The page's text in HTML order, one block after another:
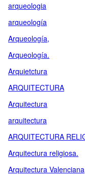
arqueologia
arqueología
Arqueología,
Arqueología.
Arquietctura
ARQUITECTURA
Arquitectura
arquitectura
ARQUITECTURA
Arquitectura religiosa.
Arquitectura Valenciana